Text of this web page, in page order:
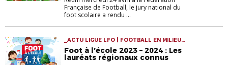
Française de Football, le jury national du
foot scolaire a rendu ...
_ACTU LIGUE LFO | FOOTBALL EN MILIEU
SCOLAIRE
Foot à l’école 2023 – 2024 : Les
lauréats régionaux connus